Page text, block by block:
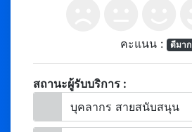
คะแนน : ดีมาก
สถานะผู้รับบริการ :
บุคลากร สายสนับสนุน